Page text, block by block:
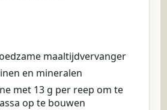
maaltijdvervanger
en mineralen
met 13 g per reep om te
op te bouwen